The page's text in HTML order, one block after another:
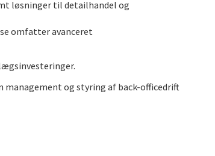
løsninger til detailhandel og
omfatter avanceret
og styring af back-officedrift